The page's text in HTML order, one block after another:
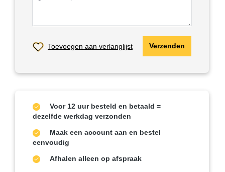
Verzenden
Toevoegen aan verlanglijst
Voor 12 uur besteld en betaald =
dezelfde werkdag verzonden
Maak een account aan en bestel
eenvoudig
Afhalen alleen op afspraak